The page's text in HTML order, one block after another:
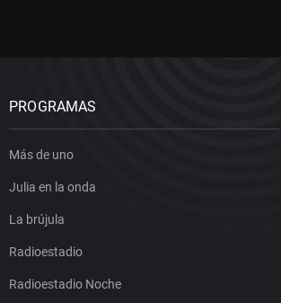
PROGRAMAS
Más de uno
Julia en la onda
La brújula
Radioestadio
Radioestadio Noche